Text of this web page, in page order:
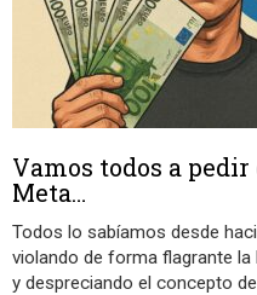
Vamos todos a
Meta…
Todos lo sabíamos desde
violando de forma flagrante la
y despreciando el concepto